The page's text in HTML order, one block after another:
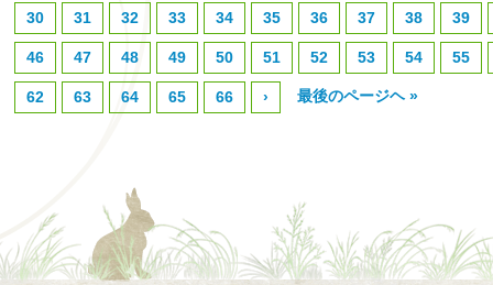
30 31 32 33 34 35 36 37 38 39
46 47 48 49 50 51 52 53 54 55
62 63 64 65 66 › 最後のページヘ »